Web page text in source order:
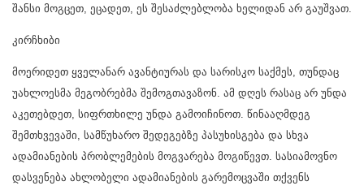
შანსი მოგცეთ, ეცადეთ, ეს შესაძლებლობა ხელიდან არ გაუშვათ.
კირჩხიბი
მოერიდეთ ყველანარ ავანტიურას და სარისკო საქმეს, თუნდაც
უახლოესმა მეგობრებმა შემოგთავაზონ. ამ დღეს რასაც არ უნდა
აკეთებდეთ, სიფრთხილე უნდა გამოიჩინოთ. წინააღმდეგ
შემთხვევაში, სამწუხარო შედეგებზე პასუხისგება და სხვა
ადამიანების პრობლემების მოგვარება მოგიწევთ. სასიამოვნო
დასვენება ახლობელი ადამიანების გარემოცვაში თქვენს